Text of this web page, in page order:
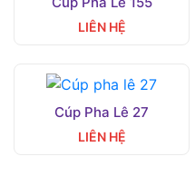
LIÊN HỆ
Cúp Pha Lê 27
LIÊN HỆ